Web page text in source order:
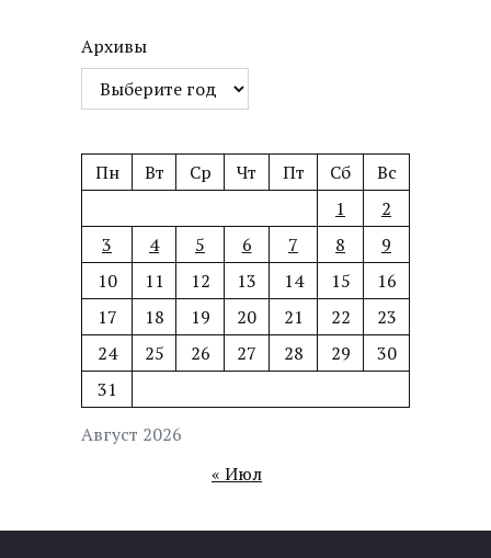
Архивы
Август 2026
Пн Вт Ср Чт Пт Сб
Вс
1
2
3
4 5 6 7 8
9
10
11 12 13 14 15
16
17
18 19 20 21 22
23
24
25 26 27 28 29
30
31
« Июл